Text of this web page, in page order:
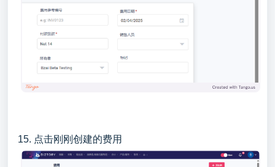
15. 点击刚刚创建的费用